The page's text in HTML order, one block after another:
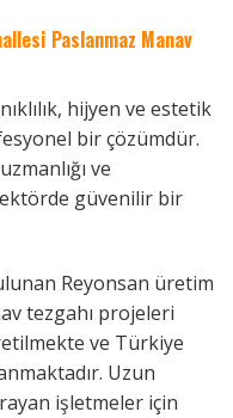
Paslanmaz Manav
hijyen ve estetik
bir çözümdür.
ve
güvenilir bir
Reyonsan üretim
tezgahı projeleri
ve Türkiye
Uzun
işletmeler için